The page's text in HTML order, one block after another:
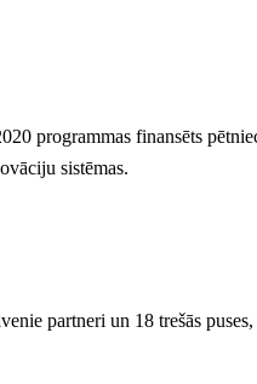
programmas finansēts
sistēmas.
partneri un 18 trešās